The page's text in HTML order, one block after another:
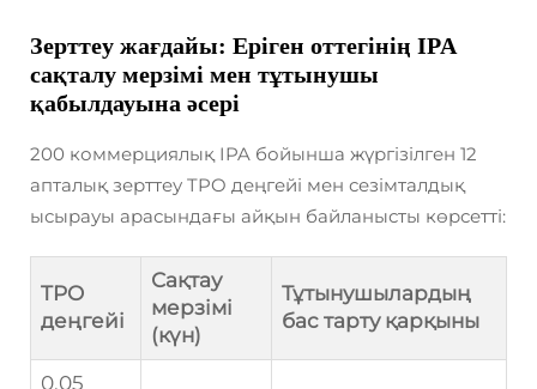
Зерттеу жағдайы: Еріген оттегінің IPA
сақталу мерзімі мен тұтынушы
қабылдауына әсері
200 коммерциялық IPA бойынша жүргізілген 12
апталық зерттеу TPO деңгейі мен сезімталдық
ысырауы арасындағы айқын байланысты көрсетті:
TPO
деңгейі
Сақтау
мерзімі
(күн)
Тұтынушылардың
бас тарту қарқыны
0,05